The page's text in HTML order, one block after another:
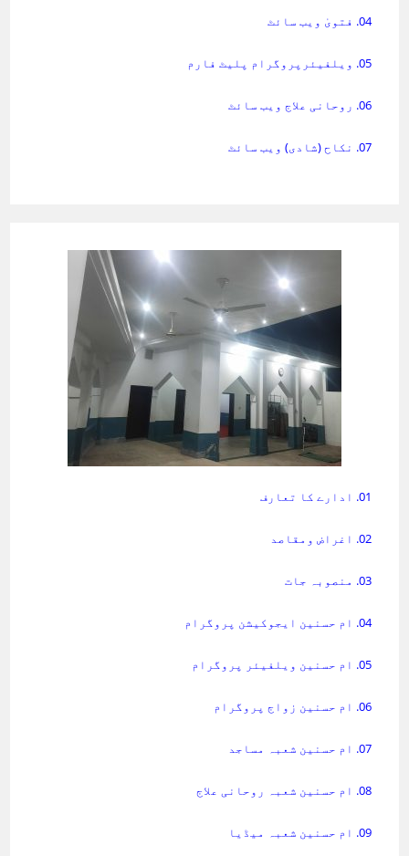
04. فتویٰ ویب سائٹ
05. ویلفیئرپروگرام پلیٹ فارم
06. روحانی علاج ویب سائٹ
07. نکاح (شادی) ویب سائٹ
01. ادارے کا تعارف
02. اغراض ومقاصد
03. منصوبہ جات
04. ام حسنین ایجوکیشن پروگرام
05. ام حسنین ویلفیئر پروگرام
06. ام حسنین زواج پروگرام
07. ام حسنین شعبہ مساجد
08. ام حسنین شعبہ روحانی علاج
09. ام حسنین شعبہ میڈیا